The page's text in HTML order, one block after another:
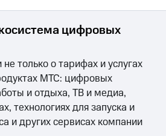
цифровых
только о тарифах и услугах
МТС: цифровых
и отдыха, ТВ и медиа,
технологиях для запуска и
и других сервисах компании